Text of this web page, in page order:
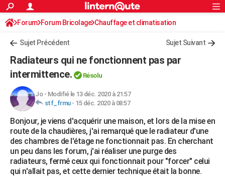
ACTUALITÉS
Politique
Société
Faits Divers
Education
Monde
Villes
+
Programme TV
TNTStreaming
Cinéma
Sorties cinéma
Musique
+FINANCE
Retraite
Impôts
Epargne
Immobilier
Risques naturels par ville
Banque
Assurance
Crédit
AUTO
Essais
Réserver un essai
Citadines
Berlines
SUV
Forum auto
HIGH-TECH
Mobiles
Meilleur smartphone
Internet
Ordinateurs
Jeux vidéo
Guide high-tech
+BRICOLAGE
Forum
Aménagement intérieur
Extérieur
Cuisine
Salle de bains
Jardinage
Rangement
WEEK-END
Guides de France
Escapades
Patrimoine
Expositions
Musées
Week-end nature
+LIFESTYLE
Rechercher
S'inscrire
Connexion
Forum Forum Bricolage Chauffage et climatisation
Sujet Précédent Sujet Suivant
Radiateurs qui ne fonctionnent pas par
intermittence.
Résolu
Jo- Modifié le 13 déc. 2020 à 21:57
stf_frmu- 15 déc. 2020 à 08:57
Bonjour, je viens d'acquérir une maison, et lors de la mise en
route de la chaudières, j'ai remarqué que le radiateur d'une
des chambres de l'étage ne fonctionnait pas. En cherchant
un peu dans les forum, j'ai réaliser une purge des
radiateurs, fermé ceux qui fonctionnait pour "forcer" celui
qui n'allait pas, et cette dernier technique était la bonne.